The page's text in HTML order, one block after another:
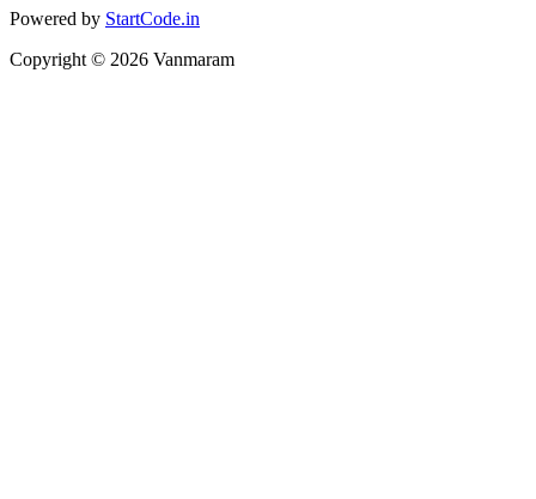
Powered by StartCode.in
Copyright © 2026 Vanmaram